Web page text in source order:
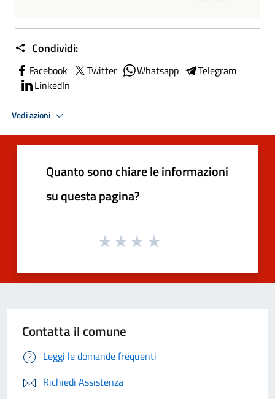
Condividi:
Facebook Twitter Whatsapp
Telegram
LinkedIn
Vedi azioni
Quanto sono chiare le informazioni
su questa pagina?
Contatta il comune
Leggi le domande frequenti
Richiedi Assistenza